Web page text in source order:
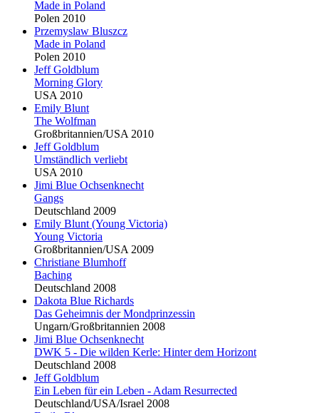
Made in Poland
Polen 2010
Przemyslaw Bluszcz
Made in Poland
Polen 2010
Jeff Goldblum
Morning Glory
USA 2010
Emily Blunt
The Wolfman
Großbritannien/USA 2010
Jeff Goldblum
Umständlich verliebt
USA 2010
Jimi Blue Ochsenknecht
Gangs
Deutschland 2009
Emily Blunt (Young Victoria)
Young Victoria
Großbritannien/USA 2009
Christiane Blumhoff
Baching
Deutschland 2008
Dakota Blue Richards
Das Geheimnis der Mondprinzessin
Ungarn/Großbritannien 2008
Jimi Blue Ochsenknecht
DWK 5 - Die wilden Kerle: Hinter dem Horizont
Deutschland 2008
Jeff Goldblum
Ein Leben für ein Leben - Adam Resurrected
Deutschland/USA/Israel 2008